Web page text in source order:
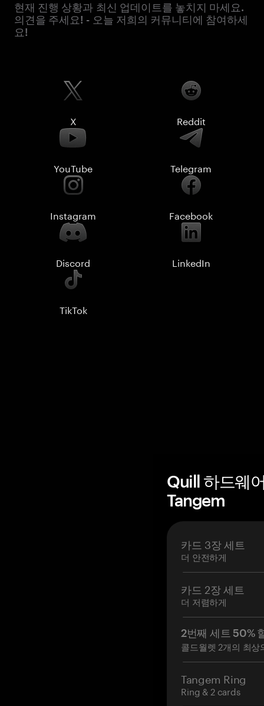
현재 진행 상황과 최신 업데이트를 놓치지 마세요.
의견을 주세요! - 오늘 저희의 커뮤니티에 참여하세
요!
X Reddit
YouTube Telegram
Instagram Facebook
Discord LinkedIn
TikTok
Quill 하드웨
Tangem
카드 3장 세트
더 안전하게
카드 2장 세트
더 저렴하게
2번째 세트 50%
콜드월렛 2개의 최상
Tangem Ring
Ring & 2 cards